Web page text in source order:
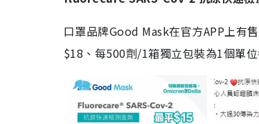
口罩品牌Good Mask在官方APP上有
$18、每500劑/1箱獨立包裝為1個單